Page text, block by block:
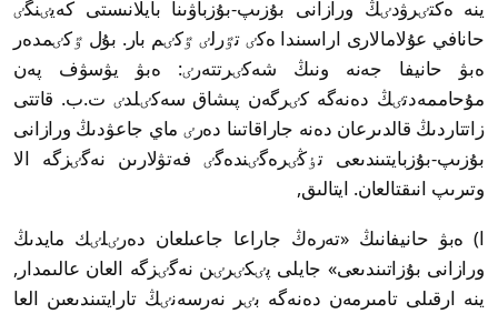
ينە ەكتٸرۋدٸڭ ورازانى بۇزىپ-بۇزباۋىنا بايلانىستى كەيٸنگٸ
حانافي عۇلامالارى اراسىندا ەكٸ تٷرلٸ ٷكٸم بار. بۇل ٷكٸمدەر
ەبۋ حانيفا جەنە ونىڭ شەكٸرتتەرٸ: ەبۋ يۋسۋف پەن
مۇحاممەدتٸڭ دەنەگە كٸرگەن پىشاق سەكٸلدٸ ت.ب. قاتتى
زاتتاردىڭ قالدىرعان دەنە جاراقاتىنا دەرٸ ماي جاعۋدىڭ ورازانى
بۇزىپ-بۇزبايتىندىعى تٶڭٸرەگٸندەگٸ فەتۋلارىن نەگٸزگە الا
وتىرىپ انىقتالعان. ايتالىق,
ا) ەبۋ حانيفانىڭ «تەرەڭ جاراعا جاعىلعان دەرٸلٸك مايدىڭ
ورازانى بۇزاتىندىعى» جايلى پٸكٸرٸن نەگٸزگە العان عالىمدار,
ينە ارقىلى تامىرمەن دەنەگە بٸر نەرسەنٸڭ تارايتىندىعىن العا